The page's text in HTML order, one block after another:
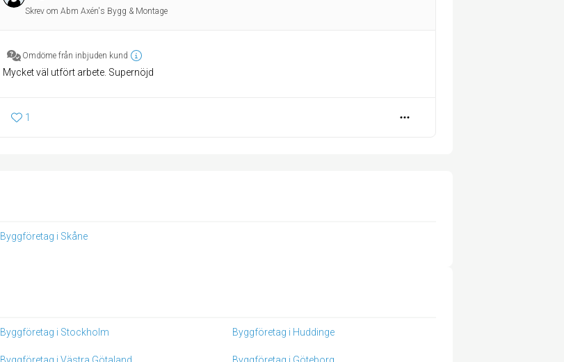
Skrev om Abm Axén's Bygg & Montage
Omdöme från inbjuden kund
Mycket väl utfört arbete. Supernöjd
1
Byggföretag i Skåne
Byggföretag i Stockholm Byggföretag i Huddinge